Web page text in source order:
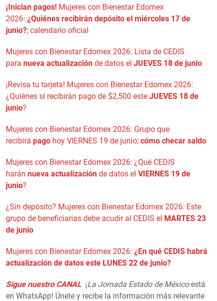
¡Inician pagos! Mujeres con Bienestar Edomex
2026: ¿Quiénes recibirán depósito el miércoles 17 de
junio?; calendario oficial
Mujeres con Bienestar Edomex 2026: Lista de CEDIS
para nueva actualización de datos el JUEVES 18 de junio
¡Revisa tu tarjeta! Mujeres con Bienestar Edomex 2026:
¿Quiénes sí recibirán pago de $2,500 este JUEVES 18 de
junio?
Mujeres con Bienestar Edomex 2026: Grupo que
recibirá pago hoy VIERNES 19 de junio; cómo checar saldo
Mujeres con Bienestar Edomex 2026: ¿Qué CEDIS
harán nueva actualización de datos el VIERNES 19 de
junio?
¿Sin depósito? Mujeres con Bienestar Edomex 2026: Este
grupo de beneficiarias debe acudir al CEDIS el MARTES 23
de junio
Mujeres con Bienestar Edomex 2026: ¿En qué CEDIS habrá
actualización de datos este LUNES 22 de junio?
Sigue nuestro CANAL ¡La Jornada Estado de Méxicoestá
en WhatsApp! Únete y recibe la información más relevante